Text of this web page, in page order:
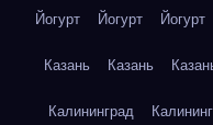
Йогурт Йогурт Йогурт
Казань Казань
Калининград